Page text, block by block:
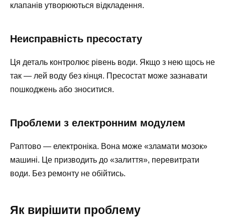
клапанів утворюються відкладення.
Неисправність пресостату
Ця деталь контролює рівень води. Якщо з нею щось не
так — лей воду без кінця. Пресостат може зазнавати
пошкоджень або зноситися.
Проблеми з електронним модулем
Раптово — електроніка. Вона може «зламати мозок»
машині. Це призводить до «залиття», перевитрати
води. Без ремонту не обійтись.
Як вирішити проблему